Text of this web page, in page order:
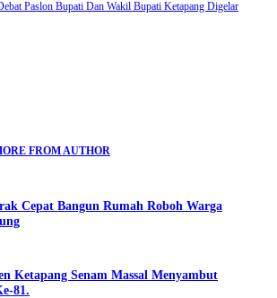
Paslon Bupati Dan Wakil Bupati Ketapang Digelar
FROM AUTHOR
Cepat Bangun Rumah Roboh Warga
Ketapang Senam Massal Menyambut
81.